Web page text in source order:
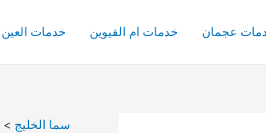
عجمان خدمات ام القيوين خدمات العين
سما الخليج >